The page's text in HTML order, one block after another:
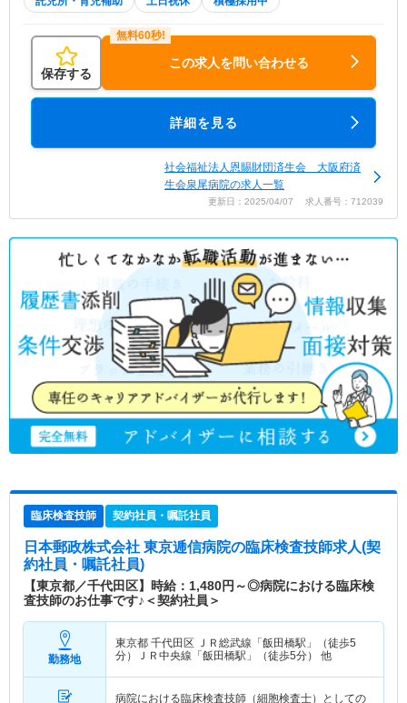
保存する
この求人を問い合わせる
詳細を見る
社会福祉法人恩賜財団済生会 大阪府済
生会泉尾病院の求人一覧
更新日：2025/04/07 求人番号：712039
臨床検査技師 契約社員・嘱託社員
日本郵政株式会社 東京逓信病院の臨床検査技師求人(契
約社員・嘱託社員)
【東京都／千代田区】時給：1,480円～◎病院における臨床検
査技師のお仕事です♪＜契約社員＞
勤務地
東京都 千代田区 ＪＲ総武線「飯田橋駅」（徒歩5
分）ＪＲ中央線「飯田橋駅」（徒歩5分） 他
病院における臨床検査技師（細胞検査士）としての